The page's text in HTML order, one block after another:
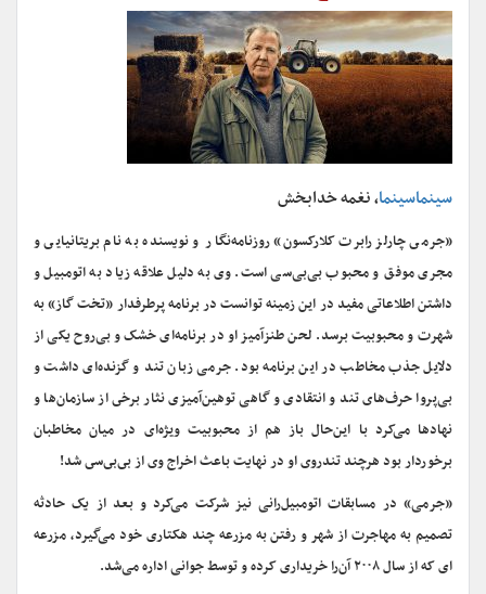
سینماسینما، نغمه خدابخش
«جرمى چارلز رابرت کلارکسون» روزنامه‌نگار و نویسنده به نام بریتانیایى و
مجری موفق و محبوب بی‌بی‌سی است. وی به دلیل علاقه زیاد به اتومبیل و
داشتن اطلاعاتی مفید در این زمینه توانست در برنامه پرطرفدار «تخت گاز» به
شهرت و محبوبیت برسد. لحن طنزآمیز او در برنامه‌ای خشک و بی‌روح یکی از
دلایل جذب مخاطب در این برنامه بود. جرمی زبان تند و گزنده‌ای داشت و
بی‌پروا حرف‌هاى تند و انتقادی و گاهی توهین‌آمیزی نثار برخى از سازمان‌ها و
نهادها می‌کرد با این‌حال باز هم از محبوبیت ویژه‌اى در میان مخاطبان
برخوردار بود هرچند تندروى او در نهایت باعث اخراج وى از بى‌بى‌سى شد!
«جرمی» در مسابقات اتومبیل‌رانی نیز شرکت می‌کرد و بعد از یک حادثه
تصمیم به مهاجرت از شهر و رفتن به مزرعه چند هکتاری خود می‌گیرد، مزرعه
ای که از سال ۲۰۰۸ آن‌را خریداری کرده و توسط جوانی اداره می‌شد.